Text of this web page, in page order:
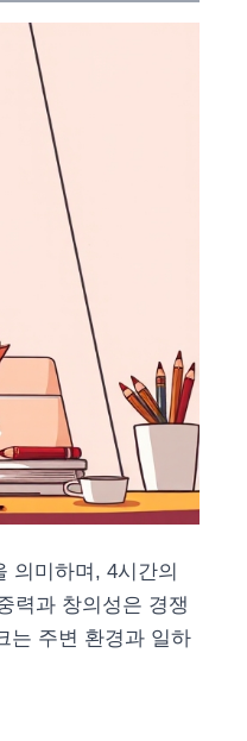
의미하며, 4시간의
력과 창의성은 경쟁
는 주변 환경과 일하